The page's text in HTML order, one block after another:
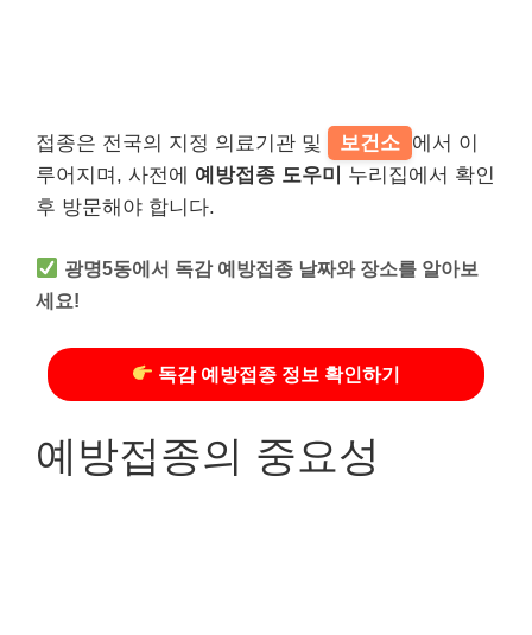
접종은 전국의 지정 의료기관 및 보건소 에서 이
루어지며, 사전에 예방접종 도우미
누리집에서 확인
후 방문해야 합니다.
광명5동에서 독감 예방접종 날짜와 장소를 알아보
세요!
독감 예방접종 정보 확인하기
예방접종의 중요성